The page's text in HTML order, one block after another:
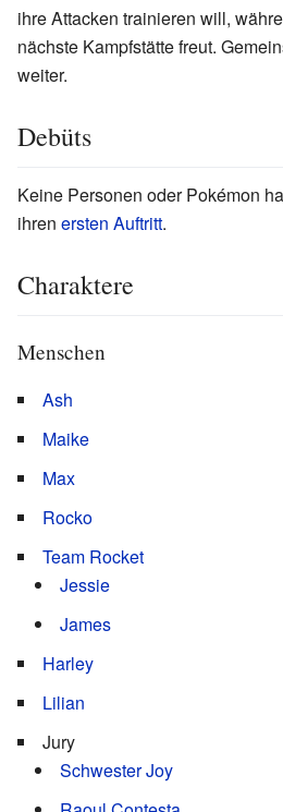
ihre Attacken trainieren will,
nächste Kampfstätte freut.
weiter.
Debüts
Keine Personen oder Pokémon
ihren ersten Auftritt.
Charaktere
Menschen
Ash
Maike
Max
Rocko
Team Rocket
Jessie
James
Harley
Lilian
Jury
Schwester Joy